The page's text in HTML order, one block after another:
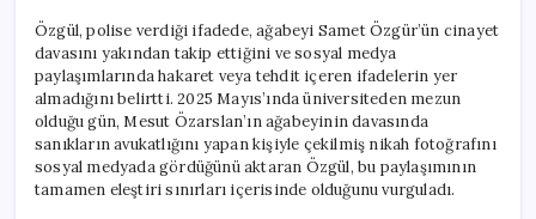
Özgül, polise verdiği ifadede, ağabeyi Samet Özgür’ün cinayet
davasını yakından takip ettiğini ve sosyal medya
paylaşımlarında hakaret veya tehdit içeren ifadelerin yer
almadığını belirtti. 2025 Mayıs’ında üniversiteden mezun
olduğu gün, Mesut Özarslan’ın ağabeyinin davasında
sanıkların avukatlığını yapan kişiyle çekilmiş nikah fotoğrafını
sosyal medyada gördüğünü aktaran Özgül, bu paylaşımının
tamamen eleştiri sınırları içerisinde olduğunu vurguladı.